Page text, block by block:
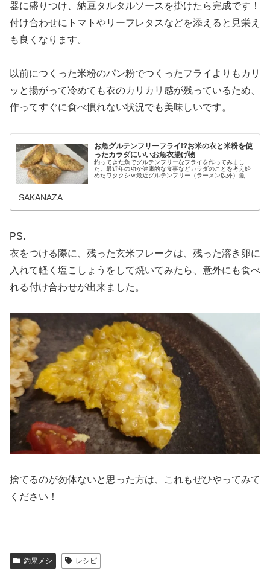
器に盛りつけ、納豆タルタルソースを掛けたら完成です！
付け合わせにトマトやリーフレタスなどを添えると見栄え
も良くなります。
以前につくった米粉のパン粉でつくったフライよりもカリ
ッと揚がって冷めても衣のカリカリ感が残っているため、
作ってすぐに食べ慣れない状況でも美味しいです。
お魚グルテンフリーフライ!?お米の衣と米粉を使
ったカラダにいいお魚衣揚げ物
釣ってきた魚でグルテンフリーなフライを作ってみまし
た。最近年の功か健康的な食事などカラダのことを考え始
めたワタクシｗ最近グルテンフリー（ラーメン以外）魚の
SAKANAZA
PS.
衣をつける際に、残った玄米フレークは、残った溶き卵に
入れて軽く塩こしょうをして焼いてみたら、意外にも食べ
れる付け合わせが出来ました。
捨てるのが勿体ないと思った方は、これもぜひやってみて
ください！
釣果メシ レシピ